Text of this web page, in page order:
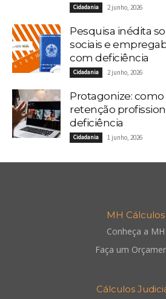
Cidadania 2 junho, 2026
Pesquisa inédita
sociais e
com deficiência
Cidadania 2 junho, 2026
Protagonize:
retenção
deficiência
Cidadania 1 junho, 2026
MH Cálculos
Conheça a MH
Faça um
Cálculos